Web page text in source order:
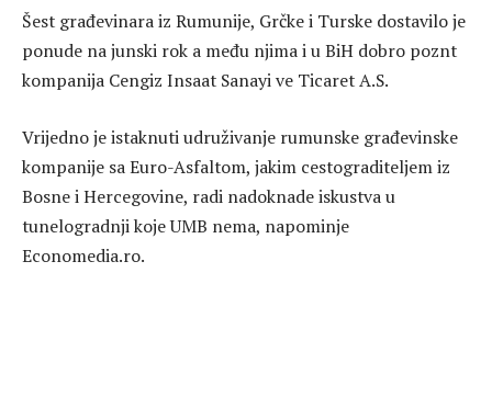
Šest građevinara iz Rumunije, Grčke i Turske dostavilo je
ponude na junski rok a među njima i u BiH dobro poznt
kompanija Cengiz Insaat Sanayi ve Ticaret A.S.
Vrijedno je istaknuti udruživanje rumunske građevinske
kompanije sa Euro-Asfaltom, jakim cestograditeljem iz
Bosne i Hercegovine, radi nadoknade iskustva u
tunelogradnji koje UMB nema, napominje
Economedia.ro.